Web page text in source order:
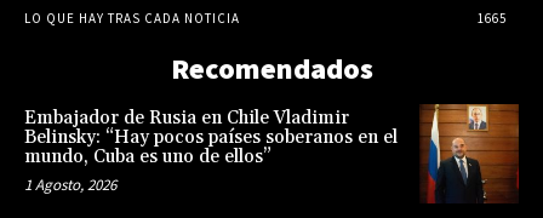
LO QUE HAY TRAS CADA NOTICIA
1665
Recomendados
Embajador de Rusia en Chile Vladimir
Belinsky: “Hay pocos países soberanos en el
mundo, Cuba es uno de ellos”
1 Agosto, 2026